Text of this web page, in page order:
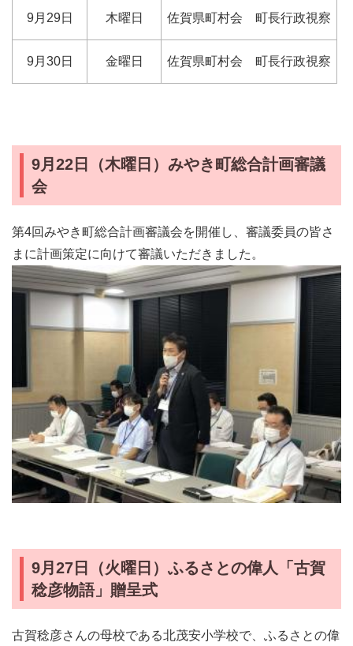
9月29日 木曜日 佐賀県町村会 町長行政視察
9月30日 金曜日 佐賀県町村会 町長行政視察
9月22日（木曜日）みやき町総合計画審議
会
第4回みやき町総合計画審議会を開催し、審議委員の皆さ
まに計画策定に向けて審議いただきました。
9月27日（火曜日）ふるさとの偉人「古賀
稔彦物語」贈呈式
古賀稔彦さんの母校である北茂安小学校で、ふるさとの偉